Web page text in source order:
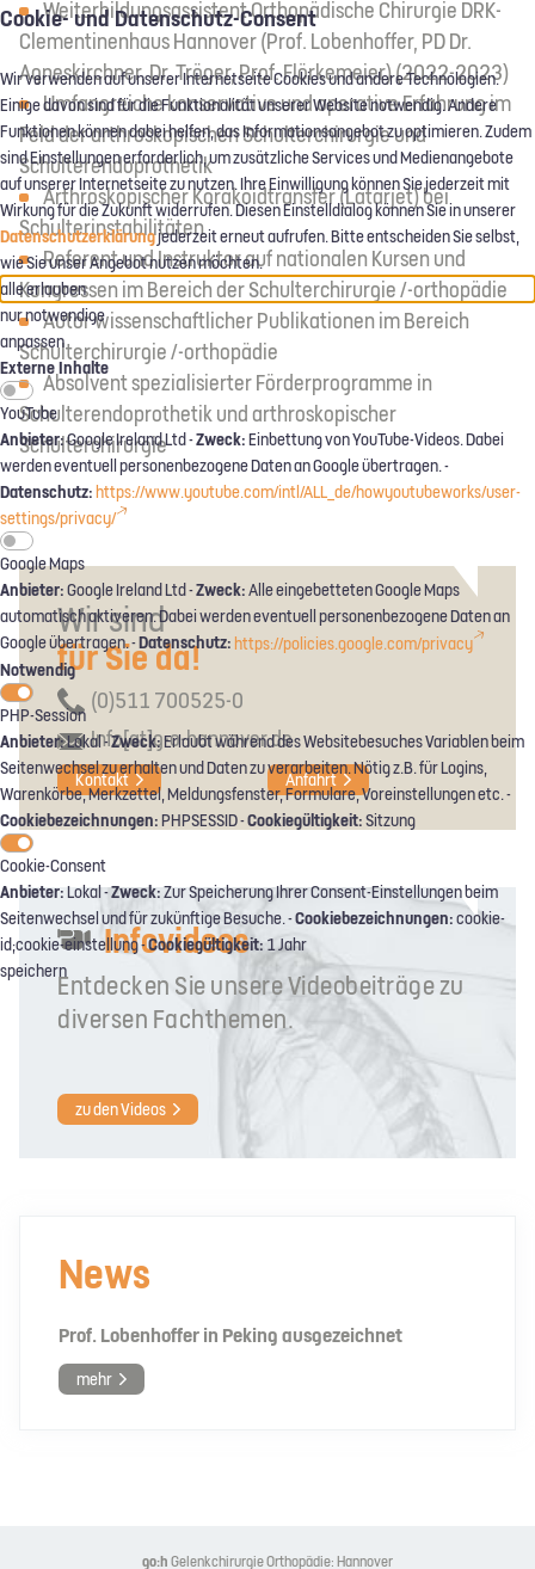
Weiterbildungsassistent Orthopädische Chirurgie DRK-
Clementinenhaus Hannover (Prof. Lobenhoffer, PD Dr.
Agneskirchner, Dr. Tröger, Prof. Flörkemeier) (2022-2023)
Umfangreiche konservative und operative Erfahrung im
Feld der arthroskopischen Schulterchirurgie und
Schulterendoprothetik
Arthroskopischer Korakoidtransfer (Latarjet) bei
Schulterinstabilitäten
Referent und Instruktor auf nationalen Kursen und
Kongressen im Bereich der Schulterchirurgie /-orthopädie
Autor wissenschaftlicher Publikationen im Bereich
Schulterchirurgie /-orthopädie
Absolvent spezialisierter Förderprogramme in
Schulterendoprothetik und arthroskopischer
Schulterchirurgie
Wir sind
für Sie da!
(0)511 700525-0
Info[at]g-o-hannover.de
Kontakt Anfahrt
Infovideos
Entdecken Sie unsere Videobeiträge zu
diversen Fachthemen.
zu den Videos
News
Prof. Lobenhoffer in Peking ausgezeichnet
mehr
go:h Gelenkchirurgie Orthopädie: Hannover
Cookie- und Datenschutz-Consent
Wir verwenden auf unserer Internetseite Cookies und andere Technologien.
Einige davon sind für die Funktionalität unserer Website notwendig. Andere
Funktionen können dabei helfen, das Informationsangebot zu optimieren. Zudem
sind Einstellungen erforderlich, um zusätzliche Services und Medienangebote
auf unserer Internetseite zu nutzen. Ihre Einwilligung können Sie jederzeit mit
Wirkung für die Zukunft widerrufen. Diesen Einstelldialog können Sie in unserer
Datenschutzerklärungjederzeit erneut aufrufen. Bitte entscheiden Sie selbst,
wie Sie unser Angebot nutzen möchten.
alle erlauben
nur notwendige
anpassen
Externe Inhalte
YouTube
Anbieter:Google Ireland Ltd -Zweck:Einbettung von YouTube-Videos. Dabei
werden eventuell personenbezogene Daten an Google übertragen. -
Datenschutz: https://www.youtube.com/intl/ALL_de/howyoutubeworks/user-
settings/privacy/
Google Maps
Anbieter:Google Ireland Ltd -Zweck:Alle eingebetteten Google Maps
automatisch aktiveren. Dabei werden eventuell personenbezogene Daten an
Google übertragen. -Datenschutz: https://policies.google.com/privacy
Notwendig
PHP-Session
Anbieter:Lokal -Zweck:Erlaubt während des Websitebesuches Variablen beim
Seitenwechsel zu erhalten und Daten zu verarbeiten. Nötig z.B. für Logins,
Warenkörbe, Merkzettel, Meldungsfenster, Formulare, Voreinstellungen etc. -
Cookiebezeichnungen:PHPSESSID -Cookiegültigkeit:Sitzung
Cookie-Consent
Anbieter:Lokal -Zweck:Zur Speicherung Ihrer Consent-Einstellungen beim
Seitenwechsel und für zukünftige Besuche. -Cookiebezeichnungen:cookie-
id;cookie-einstellung -Cookiegültigkeit: 1 Jahr
speichern